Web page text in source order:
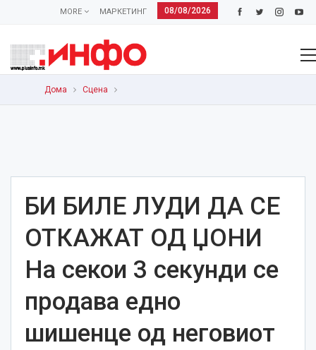
08/08/2026
МАРКЕТИНГ
MORE
Дома Сцена
БИ БИЛЕ ЛУДИ ДА СЕ
ОТКАЖАТ ОД ЏОНИ
На секои 3 секунди се
продава едно
шишенце од неговиот